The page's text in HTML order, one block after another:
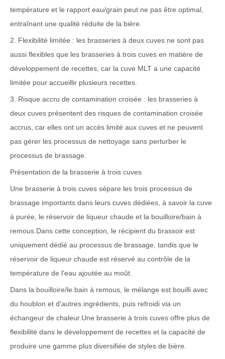
température et le rapport eau/grain peut ne pas être optimal,
entraînant une qualité réduite de la bière.
2. Flexibilité limitée : les brasseries à deux cuves ne sont pas
aussi flexibles que les brasseries à trois cuves en matière de
développement de recettes, car la cuve MLT a une capacité
limitée pour accueillir plusieurs recettes.
3. Risque accru de contamination croisée : les brasseries à
deux cuves présentent des risques de contamination croisée
accrus, car elles ont un accès limité aux cuves et ne peuvent
pas gérer les processus de nettoyage sans perturber le
processus de brassage.
Présentation de la brasserie à trois cuves
Une brasserie à trois cuves sépare les trois processus de
brassage importants dans leurs cuves dédiées, à savoir la cuve
à purée, le réservoir de liqueur chaude et la bouilloire/bain à
remous.Dans cette conception, le récipient du brassoir est
uniquement dédié au processus de brassage, tandis que le
réservoir de liqueur chaude est réservé au contrôle de la
température de l'eau ajoutée au moût.
Dans la bouilloire/le bain à remous, le mélange est bouilli avec
du houblon et d'autres ingrédients, puis refroidi via un
échangeur de chaleur.Une brasserie à trois cuves offre plus de
flexibilité dans le développement de recettes et la capacité de
produire une gamme plus diversifiée de styles de bière.